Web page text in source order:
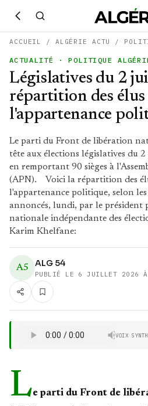
ACCUEIL / ALGÉRIE ACTU /
ACTUALITÉ · POLITIQUE
Législatives du 2
répartition des
l'appartenance
Le parti du Front de libération
tête aux élections législatives du
en remportant 90 sièges à
(APN). Voici la répartition des
l'appartenance politique, selon
annoncés, lundi, par le
nationale indépendante des
Karim Khelfane:
A5 ALG 54
PUBLIÉ LE 6 JUILLET 2026
VOIX
Le parti du Front de